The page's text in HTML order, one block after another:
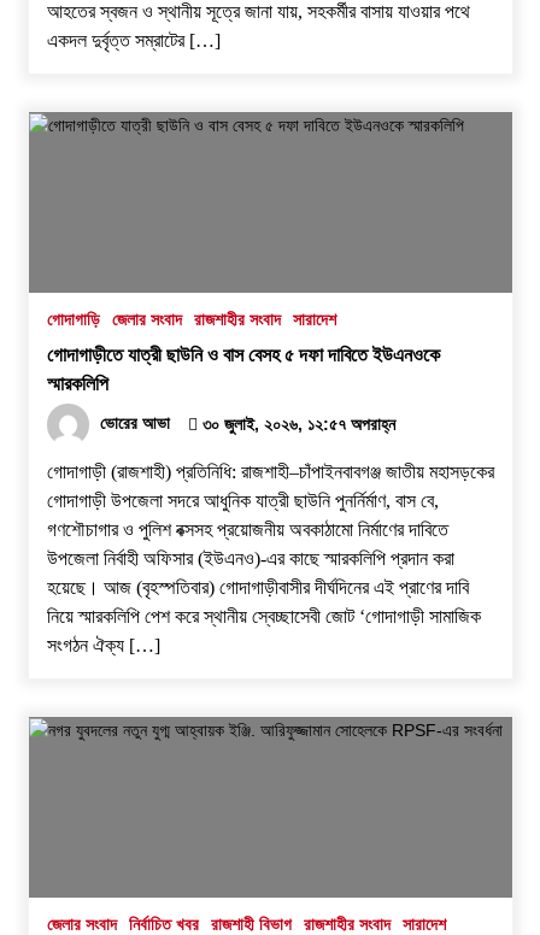
আহতের স্বজন ও স্থানীয় সূত্রে জানা যায়, সহকর্মীর বাসায় যাওয়ার পথে
একদল দুর্বৃত্ত সম্রাটের […]
গোদাগাড়ি জেলার সংবাদ রাজশাহীর সংবাদ সারাদেশ
গোদাগাড়ীতে যাত্রী ছাউনি ও বাস বেসহ ৫ দফা দাবিতে ইউএনওকে
স্মারকলিপি
ভোরের আভা ৩০ জুলাই, ২০২৬, ১২:৫৭ অপরাহ্ন
গোদাগাড়ী (রাজশাহী) প্রতিনিধি: রাজশাহী–চাঁপাইনবাবগঞ্জ জাতীয় মহাসড়কের
গোদাগাড়ী উপজেলা সদরে আধুনিক যাত্রী ছাউনি পুনর্নির্মাণ, বাস বে,
গণশৌচাগার ও পুলিশ বক্সসহ প্রয়োজনীয় অবকাঠামো নির্মাণের দাবিতে
উপজেলা নির্বাহী অফিসার (ইউএনও)-এর কাছে স্মারকলিপি প্রদান করা
হয়েছে। ​আজ (বৃহস্পতিবার) গোদাগাড়ীবাসীর দীর্ঘদিনের এই প্রাণের দাবি
নিয়ে স্মারকলিপি পেশ করে স্থানীয় স্বেচ্ছাসেবী জোট ‘গোদাগাড়ী সামাজিক
সংগঠন ঐক্য […]
জেলার সংবাদ নির্বাচিত খবর রাজশাহী বিভাগ রাজশাহীর সংবাদ সারাদেশ